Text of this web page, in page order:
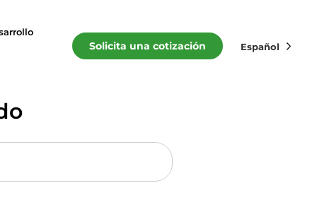
Solicita una cotización Español